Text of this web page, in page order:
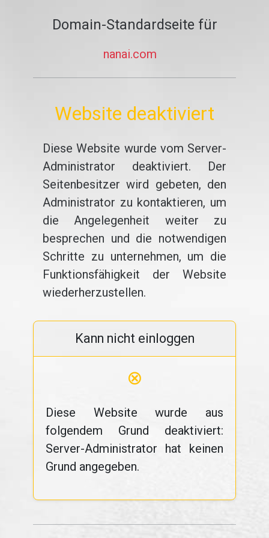
Domain-Standardseite für
nanai.com
Website deaktiviert
Diese Website wurde vom Server-
Administrator deaktiviert. Der
Seitenbesitzer wird gebeten, den
Administrator zu kontaktieren, um
die Angelegenheit weiter zu
besprechen und die notwendigen
Schritte zu unternehmen, um die
Funktionsfähigkeit der Website
wiederherzustellen.
Kann nicht einloggen
⊗
Diese Website wurde aus
folgendem Grund deaktiviert:
Server-Administrator hat keinen
Grund angegeben.